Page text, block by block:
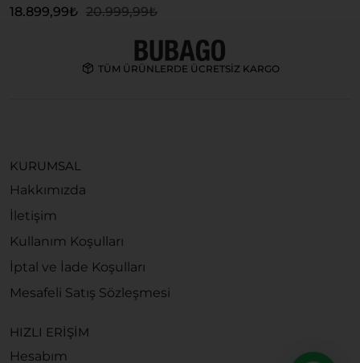
20.999,99₺
18.899,99₺
TÜM ÜRÜNLERDE ÜCRETSİZ KARGO
KURUMSAL
Hakkımızda
İletişim
Kullanım Koşulları
İptal ve İade Koşulları
Mesafeli Satış Sözleşmesi
HIZLI ERİŞİM
Hesabım